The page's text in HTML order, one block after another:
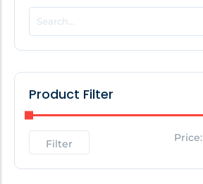
POPULAR THIS WEEK
No Posts Found!
No Posts Found!
Product Filter
Filter Price: